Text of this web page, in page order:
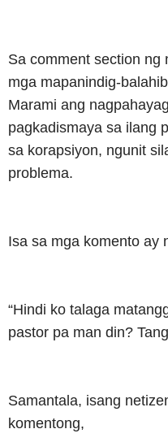
Sa comment section ng
mga mapanindig-
Marami ang
pagkadismaya sa ilang
sa korapsiyon, ngunit
problema.
Isa sa mga komento ay
“Hindi ko talaga
pastor pa man din?
Samantala, isang
komentong,